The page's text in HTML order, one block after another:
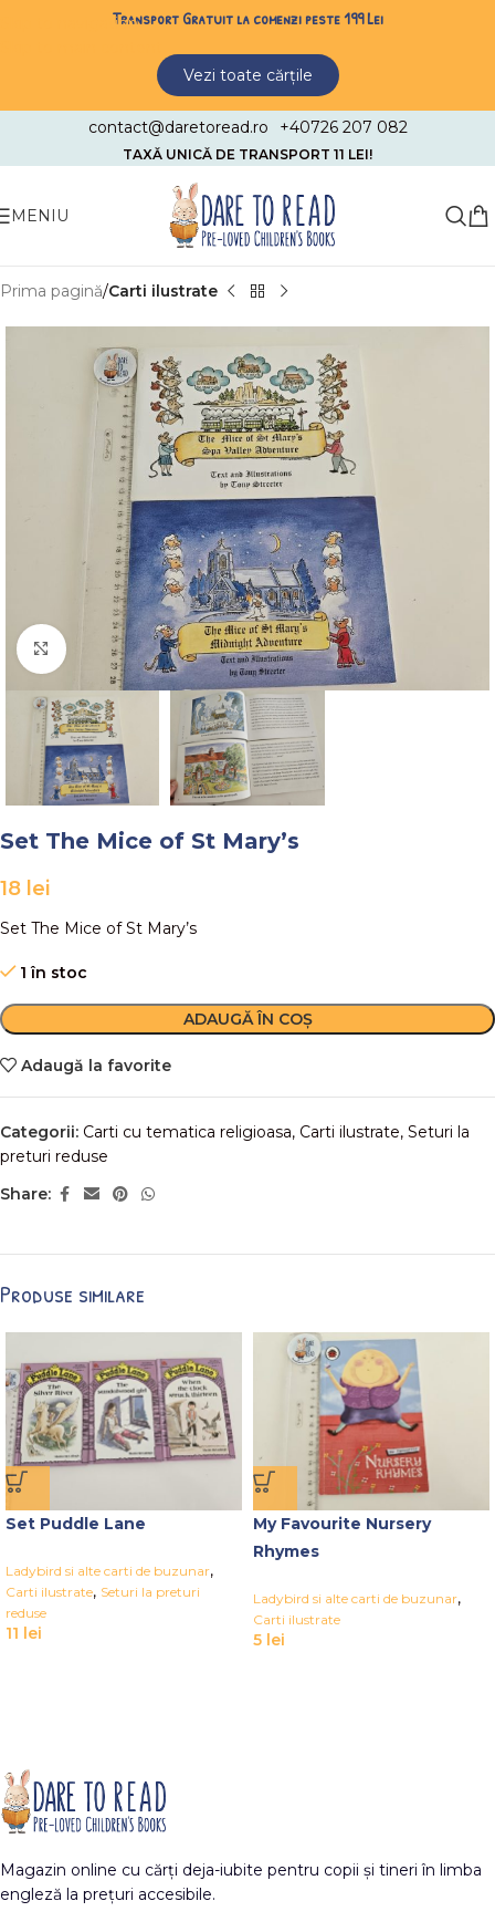
Skip to navigationTransport Gratuit la comenzi peste 199 Lei
Vezi toate cărțile
contact@daretoread.ro +40726 207 082
TAXĂ UNICĂ DE TRANSPORT 11 LEI!
MENIU
Prima pagină Carti ilustrate
Faceți click pentru a mări
Set The Mice of St Mary’s
18 lei
Set The Mice of St Mary’s
1 în stoc
ADAUGĂ ÎN COȘ
Adaugă la favorite
Categorii: Carti cu tematica religioasa, Carti ilustrate, Seturi la
preturi reduse
Share:
Produse similare
Set Puddle Lane
Ladybird si alte carti de buzunar,
Carti ilustrate, Seturi la preturi
reduse
11 lei
My Favourite Nursery
Rhymes
Ladybird si alte carti de buzunar,
Carti ilustrate
5 lei
Magazin online cu cărți deja-iubite pentru copii și tineri în limba
engleză la prețuri accesibile.